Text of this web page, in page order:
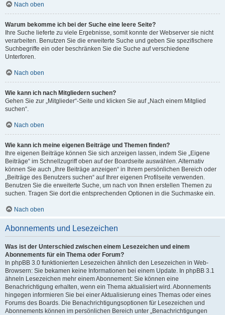
Nach oben
Warum bekomme ich bei der Suche eine leere Seite?
Ihre Suche lieferte zu viele Ergebnisse, somit konnte der Webserver sie nicht
verarbeiten. Benutzen Sie die erweiterte Suche und geben Sie spezifischere
Suchbegriffe ein oder beschränken Sie die Suche auf verschiedene
Unterforen.
Nach oben
Wie kann ich nach Mitgliedern suchen?
Gehen Sie zur „Mitglieder“-Seite und klicken Sie auf „Nach einem Mitglied
suchen“.
Nach oben
Wie kann ich meine eigenen Beiträge und Themen finden?
Ihre eigenen Beiträge können Sie sich anzeigen lassen, indem Sie „Eigene
Beiträge“ im Schnellzugriff oben auf der Boardseite auswählen. Alternativ
können Sie auch „Ihre Beiträge anzeigen“ in Ihrem persönlichen Bereich oder
„Beiträge des Benutzers suchen“ auf Ihrer eigenen Profilseite verwenden.
Benutzen Sie die erweiterte Suche, um nach von Ihnen erstellen Themen zu
suchen. Tragen Sie dort die entsprechenden Optionen in die Suchmaske ein.
Nach oben
Abonnements und Lesezeichen
Was ist der Unterschied zwischen einem Lesezeichen und einem
Abonnements für ein Thema oder Forum?
In phpBB 3.0 funktionierten Lesezeichen ähnlich den Lesezeichen in Web-
Browsern: Sie bekamen keine Informationen bei einem Update. In phpBB 3.1
ähneln Lesezeichen mehr einem Abonnement: Sie können eine
Benachrichtigung erhalten, wenn ein Thema aktualisiert wird. Abonnements
hingegen informieren Sie bei einer Aktualisierung eines Themas oder eines
Forums des Boards. Die Benachrichtigungsoptionen für Lesezeichen und
Abonnements können im persönlichen Bereich unter „Benachrichtigungen